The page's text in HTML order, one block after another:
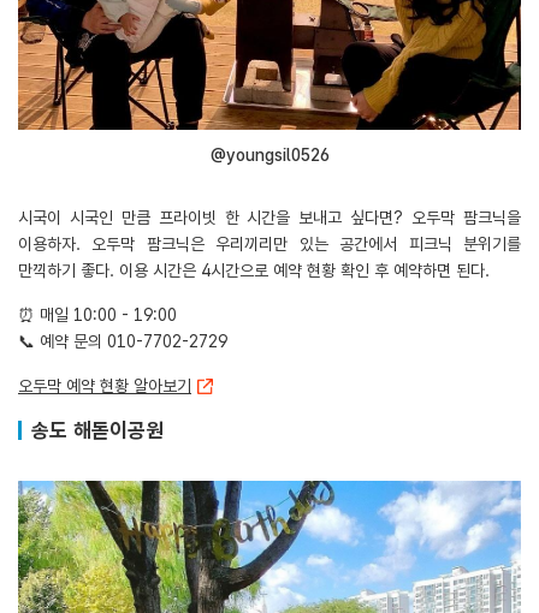
@youngsil0526
시국이 시국인 만큼 프라이빗 한 시간을 보내고 싶다면? 오두막 팜크닉을
이용하자. 오두막 팜크닉은 우리끼리만 있는 공간에서 피크닉 분위기를
만끽하기 좋다. 이용 시간은 4시간으로 예약 현황 확인 후 예약하면 된다.
⏰ 매일 10:00 - 19:00
📞 예약 문의 010-7702-2729
오두막 예약 현황 알아보기
송도 해돋이공원